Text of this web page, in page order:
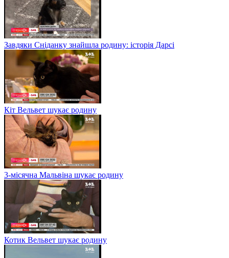
Завдяки Сніданку знайшла родину: історія Дарсі
Кіт Вельвет шукає родину
3-місячна Мальвіна шукає родину
Котик Вельвет шукає родину